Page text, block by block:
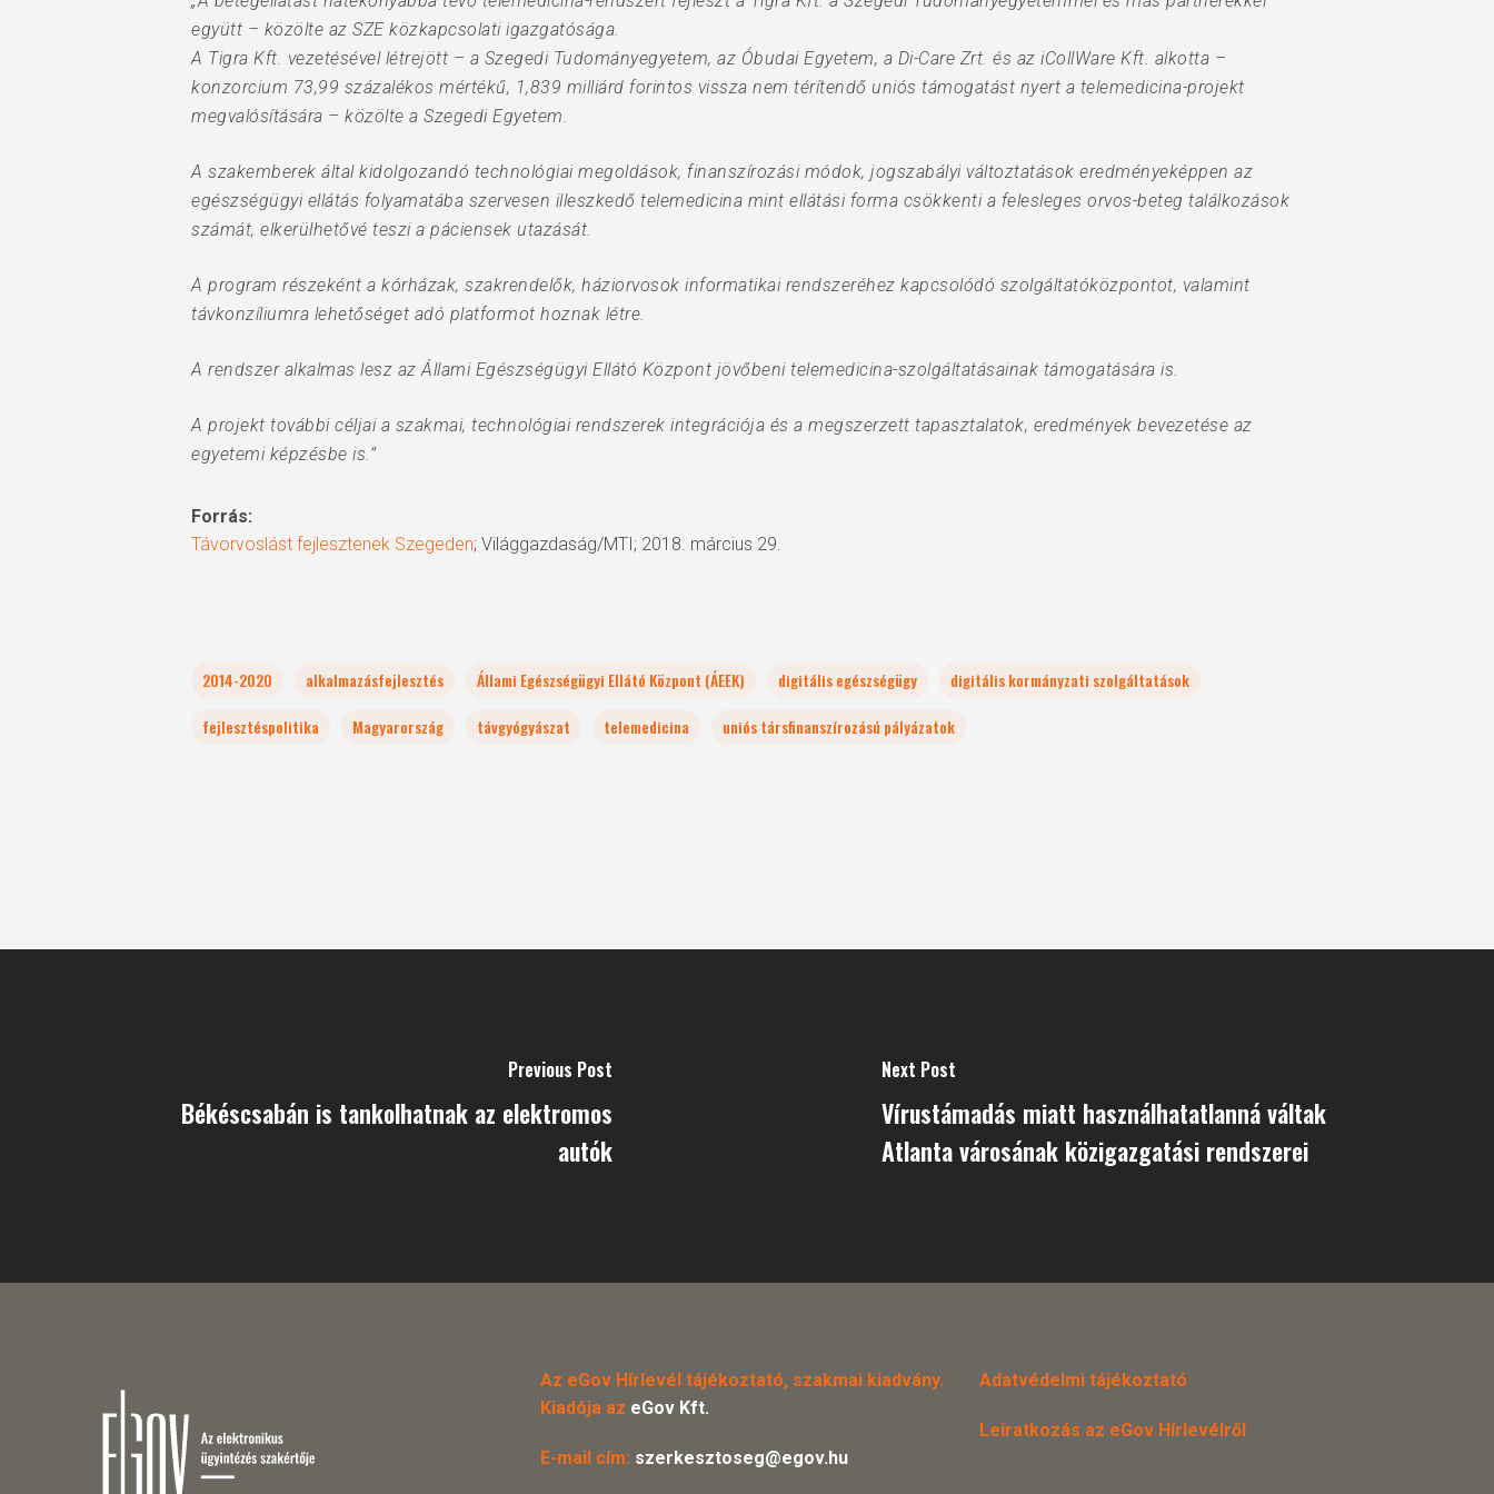
együtt – közölte az SZE közkapcsolati igazgatósága.
A Tigra Kft. vezetésével létrejött – a Szegedi Tudományegyetem, az Óbudai Egyetem, a Di-Care Zrt. és az iCollWare Kft. alkotta –
konzorcium 73,99 százalékos mértékű, 1,839 milliárd forintos vissza nem térítendő uniós támogatást nyert a telemedicina-projekt
megvalósítására – közölte a Szegedi Egyetem.
A szakemberek által kidolgozandó technológiai megoldások, finanszírozási módok, jogszabályi változtatások eredményeképpen az
egészségügyi ellátás folyamatába szervesen illeszkedő telemedicina mint ellátási forma csökkenti a felesleges orvos-beteg találkozások
számát, elkerülhetővé teszi a páciensek utazását.
A program részeként a kórházak, szakrendelők, háziorvosok informatikai rendszeréhez kapcsolódó szolgáltatóközpontot, valamint
távkonzíliumra lehetőséget adó platformot hoznak létre.
A rendszer alkalmas lesz az Állami Egészségügyi Ellátó Központ jövőbeni telemedicina-szolgáltatásainak támogatására is.
A projekt további céljai a szakmai, technológiai rendszerek integrációja és a megszerzett tapasztalatok, eredmények bevezetése az
egyetemi képzésbe is.”
Forrás:
Távorvoslást fejlesztenek Szegeden; Világgazdaság/MTI; 2018. március 29.
2014-2020 alkalmazásfejlesztés Állami Egészségügyi Ellátó Központ (ÁEEK) digitális egészségügy
digitális kormányzati szolgáltatások
fejlesztéspolitika
Magyarország távgyógyászat telemedicina uniós társfinanszírozású pályázatok
Previous Post
Békéscsabán is tankolhatnak az elektromos
autók
Next Post
Vírustámadás miatt használhatatlanná váltak
Atlanta városának közigazgatási rendszerei
Az eGov Hírlevél tájékoztató, szakmai kiadvány.
Kiadója az eGov Kft.
E-mail cím: szerkesztoseg@egov.hu
Adatvédelmi tájékoztató
Leiratkozás az eGov Hírlevélről